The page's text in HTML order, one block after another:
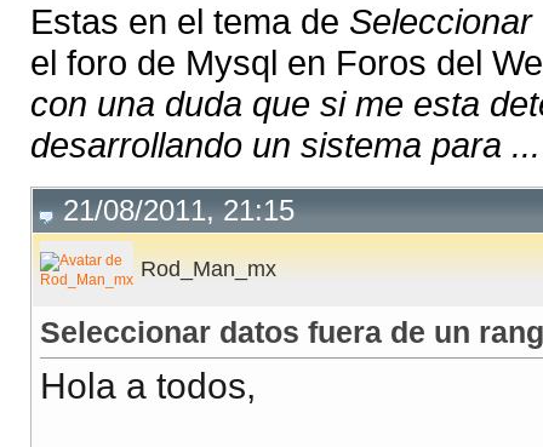
Estas en el tema de
el foro de Mysql en Foros del
con una duda que si me esta
desarrollando un sistema para ...
21/08/2011, 21:15
Rod_Man_mx
Seleccionar datos fuera de un
Hola a todos,